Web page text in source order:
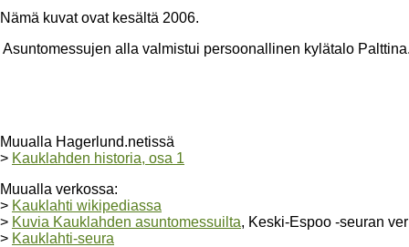
Nämä kuvat ovat kesältä 2006.
Asuntomessujen alla valmistui persoonallinen kylätalo
Muualla Hagerlund.netissä
> Kauklahden historia, osa 1
Muualla verkossa:
> Kauklahti wikipediassa
> Kuvia Kauklahden asuntomessuilta, Keski-Espoo -seuran
> Kauklahti-seura